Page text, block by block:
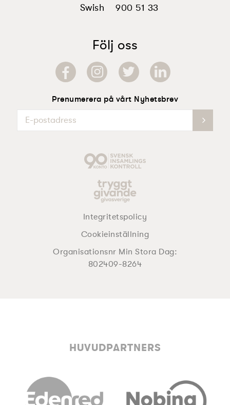
Swish
900 51 33
Följ oss
Prenumerera på vårt Nyhetsbrev
Integritetspolicy
Cookieinställning
Organisationsnr Min Stora Dag:
802409-8264
HUVUDPARTNERS